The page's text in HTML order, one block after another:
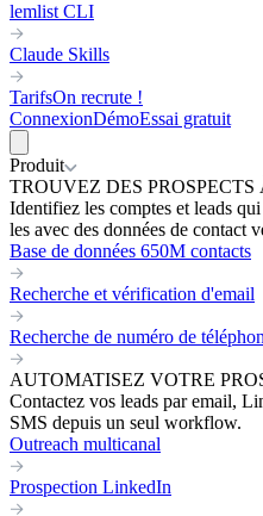
lemlist CLI
Claude Skills
TarifsOn recrute !
ConnexionDémoEssai gratuit
Produit
TROUVEZ DES
Identifiez les comptes et leads
les avec des données de contact
Base de données 650M contacts
Recherche et vérification d'email
Recherche de numéro de
AUTOMATISEZ VOTRE
Contactez vos leads par email,
SMS depuis un seul workflow.
Outreach multicanal
Prospection LinkedIn